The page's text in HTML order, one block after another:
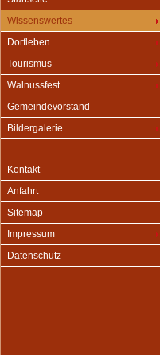
Wissenswertes
Dorfleben
Tourismus
Walnussfest
Gemeindevorstand
Bildergalerie
Kontakt
Anfahrt
Sitemap
Impressum
Datenschutz